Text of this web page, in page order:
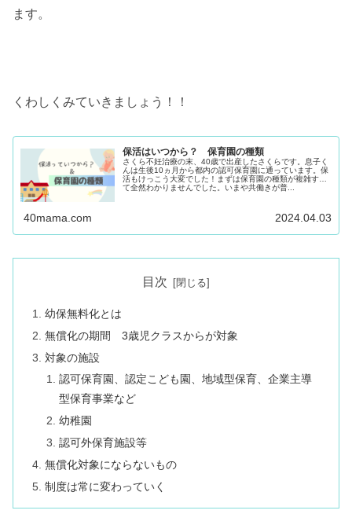
ます。
くわしくみていきましょう！！
保活はいつから？ 保育園の種類
さくら不妊治療の末、40歳で出産したさくらです。息子く
んは生後10ヵ月から都内の認可保育園に通っています。保
活もけっこう大変でした！まずは保育園の種類が複雑すぎ
て全然わかりませんでした。いまや共働きが普...
40mama.com 2024.04.03
目次
幼保無料化とは
無償化の期間 3歳児クラスからが対象
対象の施設
認可保育園、認定こども園、地域型保育、企業主導
型保育事業など
幼稚園
認可外保育施設等
無償化対象にならないもの
制度は常に変わっていく